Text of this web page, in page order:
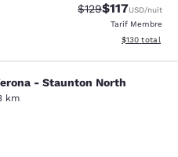
Tarif barré :
$129Tarif réduit :
$117USD/nuit
Tarif Membre
Afficher les
$130 total
- Staunton North
- Staunton North
km
643 commentaires